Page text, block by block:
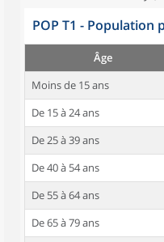
POP T1 - Population
Âge
Moins de 15 ans
De 15 à 24 ans
De 25 à 39 ans
De 40 à 54 ans
De 55 à 64 ans
De 65 à 79 ans